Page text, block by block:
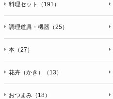
料理セット（191）
調理道具・機器（25）
本（27）
花卉（かき）（13）
おつまみ（18）